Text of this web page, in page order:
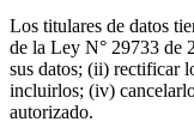
Los titulares de datos
de la Ley N° 29733 de
sus datos; (ii) rectificar
incluirlos; (iv)
autorizado.